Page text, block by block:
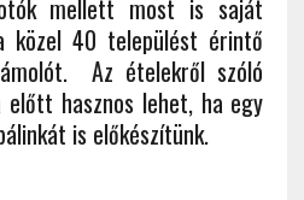
mellett most is saját
közel 40 települést érintő
Az ételekről szóló
hasznos lehet, ha egy
is előkészítünk.